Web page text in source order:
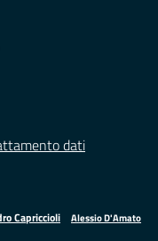
dati
Capriccioli Alessio D'Amato